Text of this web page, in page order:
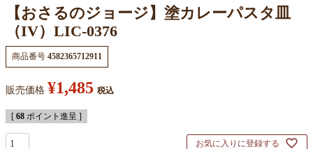
【おさるのジョージ】塗カレーパスタ皿
（IV）LIC-0376
商品番号 4582365712911
販売価格 ¥1,485 税込
[ 68 ポイント進呈 ]
お気に入りに登録する